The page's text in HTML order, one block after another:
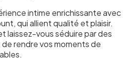
intime enrichissante avec
qui allient qualité et plaisir.
laissez-vous séduire par des
rendre vos moments de